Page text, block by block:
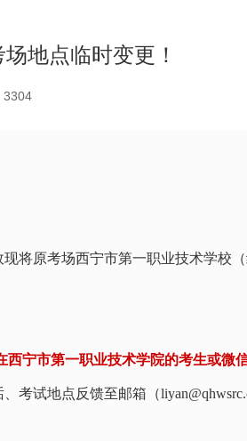
地点临时变更！
3304
将原考场西宁市第一职业技术学校
宁市第一职业技术学院的考生或微
考试地点反馈至邮箱（